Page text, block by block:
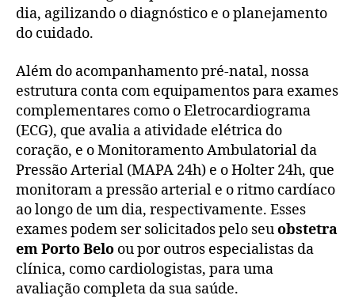
dia, agilizando o diagnóstico e o planejamento
do cuidado.
Além do acompanhamento pré-natal, nossa
estrutura conta com equipamentos para exames
complementares como o Eletrocardiograma
(ECG), que avalia a atividade elétrica do
coração, e o Monitoramento Ambulatorial da
Pressão Arterial (MAPA 24h) e o Holter 24h, que
monitoram a pressão arterial e o ritmo cardíaco
ao longo de um dia, respectivamente. Esses
exames podem ser solicitados pelo seuobstetra
em Porto Belo ou por outros especialistas da
clínica, como cardiologistas, para uma
avaliação completa da sua saúde.